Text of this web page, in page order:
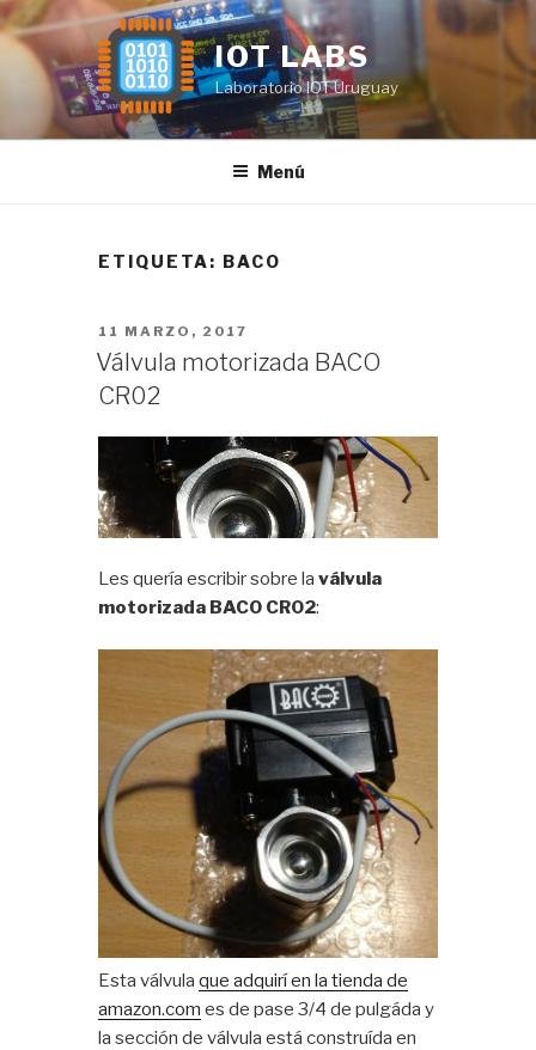
Saltar
al
contenido
IOT LABS
Laboratorio IOT Uruguay
Menú
ETIQUETA: BACO
PUBLICADO
EL
11 MARZO, 2017
Válvula motorizada BACO
CR02
Les quería escribir sobre laválvula
motorizada BACO CR02:
Esta válvulaque adquirí en la tienda de
amazon.com es de pase 3/4 de pulgáda y
la sección de válvula está construída en